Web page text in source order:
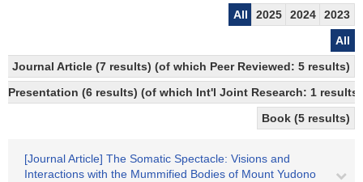
All 2025 2024
2023
All
Journal Article (7 results) (of which Peer Reviewed: 5 results)
Presentation (6 results) (of which Int'l Joint Research: 1
Book (5 results)
[Journal Article] The Somatic Spectacle: Visions and
Interactions with the Mummified Bodies of Mount Yudono